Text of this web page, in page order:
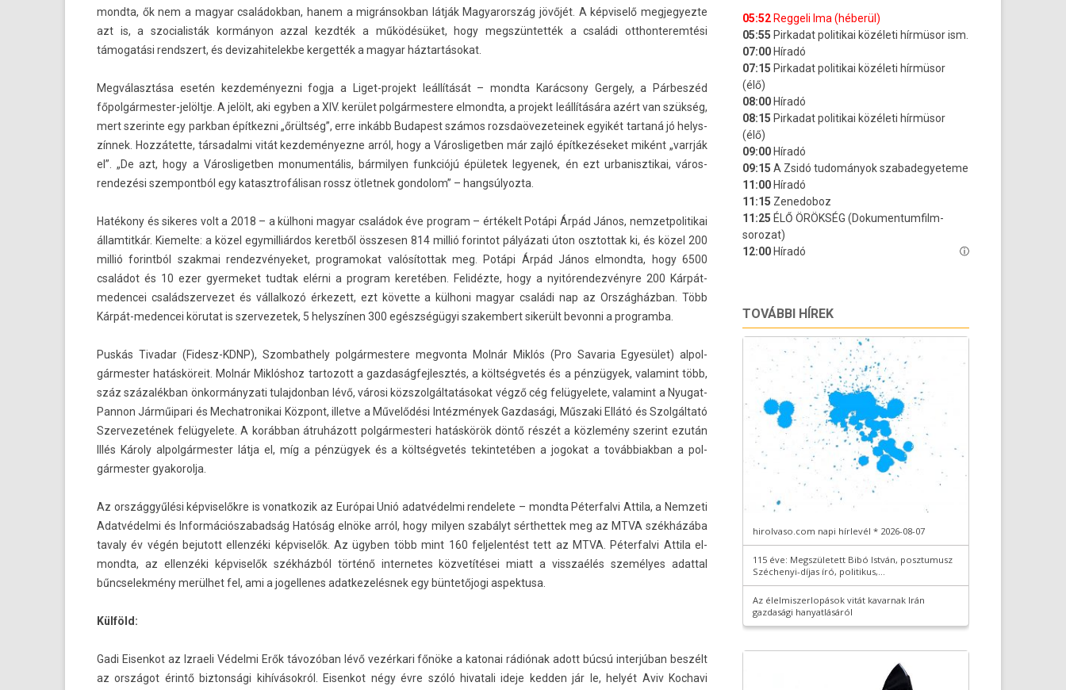
mondta, ők nem a magyar családok­ban, hanem a mig­ránsok­ban látják Magyarország jövőjét. A kép­viselő meg­jegyez­te
azt is, a szocialis­ták kormányon azzal kezdték a működésüket, hogy megszüntették a családi otthon­terem­tési
támogatási re­ndszert, és de­vizahitelek­be ker­gették a magyar háztartásokat.
Megválasztása esetén kez­deményez­ni fogja a Liget-projekt leállítását – mondta Karácsony Ger­ge­ly, a Párbeszéd
főpolgármester-jelöltje. A jelölt, aki egyb­en a XIV. kerület pol­gármes­tere el­mondta, a pro­jekt leállítására azért van szükség,
mert szerin­te egy parkban épít­kezni „őrültség”, erre inkább Budapest számos rozsdaövezeteinek egyikét tar­taná jó helys­
zínnek. Hozzátette, tár­sadal­mi vitát kez­deményez­ne arról, hogy a Város­ligetb­en már zajló építkezéseket miként „varrják
el”. „De azt, hogy a Város­ligetb­en monumen­tális, bár­mily­en funkciójú épületek legyenek, én ezt ur­banisztikai, város­
rendezési szem­pontból egy katasztrofálisan rossz ötlet­nek gon­dolom” – han­gsúlyoz­ta.
Hatékony és sikeres volt a 2018 – a külhoni magyar családok éve pro­gram – értékelt Potápi Árpád János, nem­zetpolitikai
állam­titkár. Kiemel­te: a közel egymil­liár­dos keret­ből összes­en 814 millió forin­tot pályázati úton osztot­tak ki, és közel 200
millió forintból szak­mai re­ndez­vényeket, pro­gramokat valósítot­tak meg. Potápi Árpád János el­mondta, hogy 6500
családot és 10 ezer gyer­meket tud­tak elérni a pro­gram keretében. Felidézte, hogy a nyitóren­dezvényre 200 Kárpát-
medencei családszer­vezet és vál­lalkozó érkezett, ezt követte a külhoni magyar családi nap az Országházban. Több
Kárpát-medencei körutat is szer­vezetek, 5 helys­zín­en 300 egészségügyi szakem­bert sikerült be­von­ni a pro­gram­ba.
Puskás Tivadar (Fidesz-KDNP), Szom­bathe­ly pol­gármes­tere meg­vonta Molnár Miklós (Pro Savaria Egyesület) al­pol­
gármest­er hatásköreit. Molnár Miklóshoz tar­tozott a gaz­daság­fejlesztés, a költségvetés és a pénzügyek, valamint több,
száz százalékban önkor­mányzati tulaj­donban lévő, városi közszol­gáltatásokat végző cég felügyelete, valamint a Nyugat-
Pannon Járműipari és Mech­at­ronikai Központ, il­let­ve a Művelődési Intézmények Gaz­dasági, Műszaki Ellátó és Szolgáltató
Szer­vezetének felügyelete. A korábban átruházott pol­gármes­teri hatáskörök döntő részét a közlemény szerint ezután
Illés Károly al­pol­gármest­er látja el, míg a pénzügyek és a költségvetés tekin­tetéb­en a jogokat a továb­biak­ban a pol­
gármest­er gyakorol­ja.
Az országgyűlési kép­viselők­re is vonat­kozik az Európai Unió adatvédelmi re­ndelete – mondta Péter­falvi At­tila, a Nem­zeti
Adatvédelmi és In­for­mációs­zabad­ság Hatóság elnöke arról, hogy mily­en szabályt sérthet­tek meg az MTVA székházába
tava­ly év végén be­jutott el­lenzéki kép­viselők. Az ügyben több mint 160 fel­jelen­tést tett az MTVA. Péter­falvi At­tila el­
mondta, az el­lenzéki kép­viselők székházból történő in­ter­netes közvetítései miatt a visszaélés személyes adatt­al
bűncselek­mény merülhet fel, ami a jogel­lenes adat­kezelés­nek egy büntetőjogi as­pek­tusa.
Külföld:
Gadi Eisen­kot az Iz­raeli Védelmi Erők távozóban lévő vezérkari főnöke a katonai rádiónak adott búcsú in­ter­júban beszélt
az országot érintő bi­zton­sági kihívásokról. Eisen­kot négy évre szóló hivatali ideje kedd­en jár le, helyét Aviv Koc­havi
TOVÁBBI HÍREK